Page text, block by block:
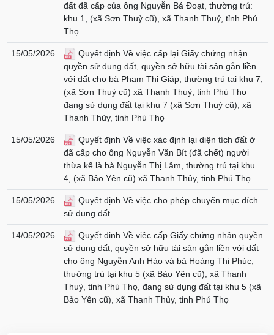
đất đã cấp của ông Nguyễn Bá Đoạt, thường trú:
khu 1, (xã Sơn Thuỷ cũ), xã Thanh Thuỷ, tỉnh Phú
Thọ
15/05/2026
Quyết định Về việc cấp lại Giấy chứng nhận
quyền sử dụng đất, quyền sở hữu tài sản gắn liền
với đất cho bà Phạm Thị Giáp, thường trú tại khu 7,
(xã Sơn Thuỷ cũ) xã Thanh Thuỷ, tỉnh Phú Thọ
đang sử dụng đất tại khu 7 (xã Sơn Thuỷ cũ), xã
Thanh Thủy, tỉnh Phú Thọ
15/05/2026
Quyết định Về việc xác định lại diện tích đất ở
đã cấp cho ông Nguyễn Văn Bít (đã chết) người
thừa kế là bà Nguyễn Thị Lâm, thường trú tại khu
4, (xã Bảo Yên cũ) xã Thanh Thủy, tỉnh Phú Thọ
15/05/2026
Quyết định Về việc cho phép chuyển mục đích
sử dụng đất
14/05/2026
Quyết định Về việc cấp Giấy chứng nhận quyền
sử dụng đất, quyền sở hữu tài sản gắn liền với đất
cho ông Nguyễn Anh Hào và bà Hoàng Thị Phúc,
thường trú tại khu 5 (xã Bảo Yên cũ), xã Thanh
Thuỷ, tỉnh Phú Thọ, đang sử dụng đất tại khu 5 (xã
Bảo Yên cũ), xã Thanh Thủy, tỉnh Phú Thọ